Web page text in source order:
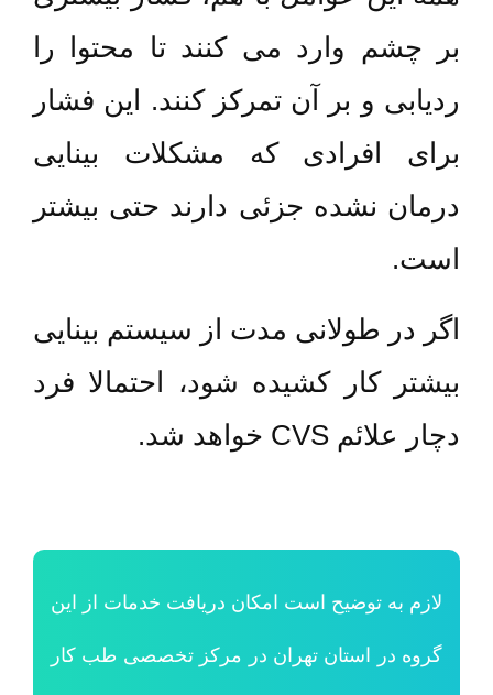
بر چشم وارد می کنند تا محتوا را
ردیابی و بر آن تمرکز کنند. این فشار
برای افرادی که مشکلات بینایی
درمان نشده جزئی دارند حتی بیشتر
است.
اگر در طولانی مدت از سیستم بینایی
بیشتر کار کشیده شود، احتمالا فرد
دچار علائم CVS خواهد شد.
لازم به توضیح است امکان دریافت خدمات از این
گروه در استان تهران در مرکز تخصصی طب کار